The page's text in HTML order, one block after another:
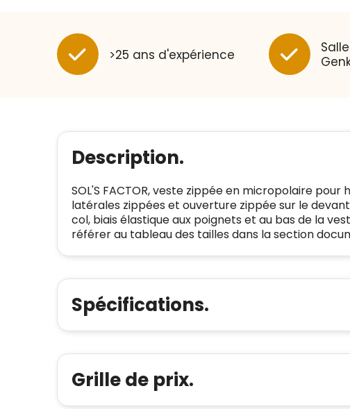
>25 ans d'expérience
Description.
SOL'S FACTOR, veste zippée en micropolaire
latérales zippées et ouverture zippée sur le
col, biais élastique aux poignets et au bas de la
référer au tableau des tailles dans la section
Spécifications.
Grille de prix.